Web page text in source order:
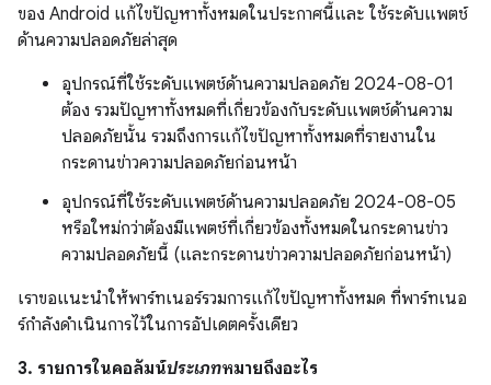
ของ Android แก้ไขปัญหาทั้งหมดในประกาศนี้และ ใช้ระดับแพตช์
ด้านความปลอดภัยล่าสุด
อุปกรณ์ที่ใช้ระดับแพตช์ด้านความปลอดภัย 2024-08-01
ต้อง รวมปัญหาทั้งหมดที่เกี่ยวข้องกับระดับแพตช์ด้านความ
ปลอดภัยนั้น รวมถึงการแก้ไขปัญหาทั้งหมดที่รายงานใน
กระดานข่าวความปลอดภัยก่อนหน้า
อุปกรณ์ที่ใช้ระดับแพตช์ด้านความปลอดภัย 2024-08-05
หรือใหม่กว่าต้องมีแพตช์ที่เกี่ยวข้องทั้งหมดในกระดานข่าว
ความปลอดภัยนี้ (และกระดานข่าวความปลอดภัยก่อนหน้า)
เราขอแนะนำให้พาร์ทเนอร์รวมการแก้ไขปัญหาทั้งหมด ที่พาร์ทเนอ
ร์กำลังดำเนินการไว้ในการอัปเดตครั้งเดียว
3. รายการในคอลัมน์ประเภทหมายถึงอะไร